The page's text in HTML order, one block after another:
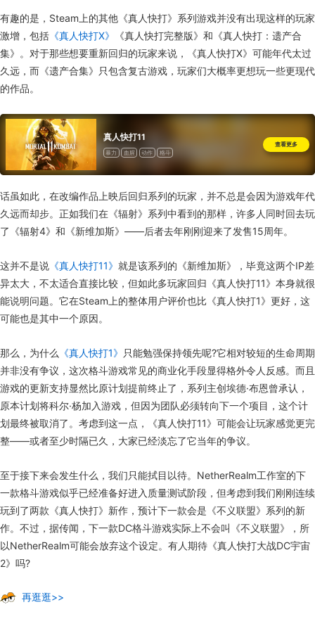
有趣的是，Steam上的其他《真人快打》系列游戏并没有出现这样的玩家
激增，包括 《真人快打X》
《真人快打完整版》和《真人快打：遗产合
集》。对于那些想要重新回归的玩家来说，《真人快打X》可能年代太过
久远，而《遗产合集》只包含复古游戏，玩家们大概率更想玩一些更现代
的作品。
真人快打11
暴力 血腥 动作 格斗
查看更多
话虽如此，在改编作品上映后回归系列的玩家，并不总是会因为游戏年代
久远而却步。正如我们在《辐射》系列中看到的那样，许多人同时回去玩
了《辐射4》和《新维加斯》——后者去年刚刚迎来了发售15周年。
这并不是说 《真人快打11》 就是该系列的《新维加斯》，毕竟这两个IP差
异太大，不太适合直接比较，但如此多玩家回归《真人快打11》本身就很
能说明问题。它在Steam上的整体用户评价也比《真人快打1》更好，这
可能也是其中一个原因。
那么，为什么 《真人快打1》 只能勉强保持领先呢?它相对较短的生命周期
并非没有争议，这次格斗游戏常见的商业化手段显得格外令人反感。而且
游戏的更新支持显然比原计划提前终止了，系列主创埃德·布恩曾承认，
原本计划将科尔·杨加入游戏，但因为团队必须转向下一个项目，这个计
划最终被取消了。考虑到这一点，《真人快打11》可能会让玩家感觉更完
整——或者至少时隔已久，大家已经淡忘了它当年的争议。
至于接下来会发生什么，我们只能拭目以待。NetherRealm工作室的下
一款格斗游戏似乎已经准备好进入质量测试阶段，但考虑到我们刚刚连续
玩到了两款《真人快打》新作，预计下一款会是《不义联盟》系列的新
作。不过，据传闻，下一款DC格斗游戏实际上不会叫《不义联盟》，所
以NetherRealm可能会放弃这个设定。有人期待《真人快打大战DC宇宙
2》吗?
再逛逛>>